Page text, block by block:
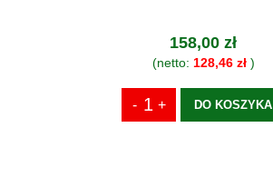
158,00 zł
(netto: 128,46 zł)
DO KOSZYKA